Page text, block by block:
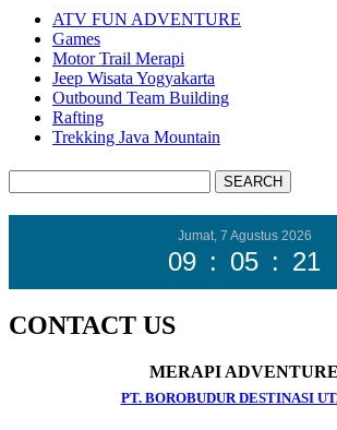
ATV FUN ADVENTURE
Games
Motor Trail Merapi
Jeep Wisata Yogyakarta
Outbound Team Building
Rafting
Trekking Java Mountain
Jumat, 7 Agustus 2026
09 : 05 : 23
CONTACT US
MERAPI ADVENTURE
PT. BOROBUDUR DESTINASI